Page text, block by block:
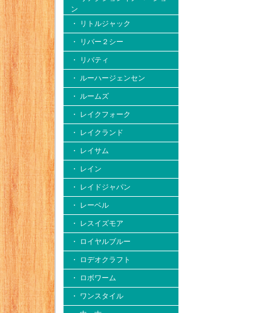
ン
・ リトルジャック
・ リバー２シー
・ リバティ
・ ルーハージェンセン
・ ルームズ
・ レイクフォーク
・ レイクランド
・ レイサム
・ レイン
・ レイドジャパン
・ レーベル
・ レスイズモア
・ ロイヤルブルー
・ ロデオクラフト
・ ロボワーム
・ ワンスタイル